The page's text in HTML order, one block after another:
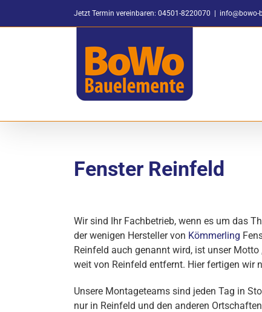
Jetzt Termin vereinbaren: 04501-8220070 info@bowo-
Fenster Reinfeld
Wir sind Ihr Fachbetrieb, wenn es um das
der wenigen Hersteller von Kömmerling
Reinfeld auch genannt wird, ist unser
weit von Reinfeld entfernt. Hier fertigen wir
Unsere Montageteams sind jeden Tag in
nur in Reinfeld und den anderen